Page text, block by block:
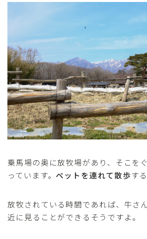
乗馬場の奥に放牧場があり、そこを
っています。 ペットを連れて散歩す
放牧されている時間であれば、牛さ
近に見ることができるそうですよ。